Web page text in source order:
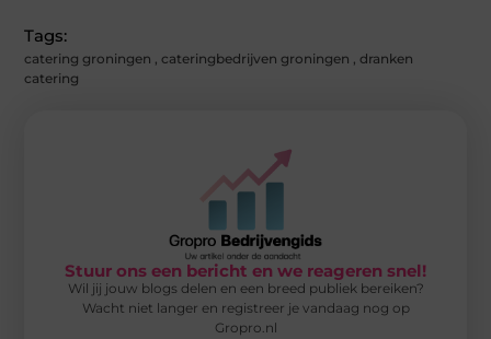
Tags:
catering groningen ,cateringbedrijven groningen ,dranken
catering
Stuur ons een bericht en we reageren snel!
Wil jij jouw blogs delen en een breed publiek bereiken?
Wacht niet langer en registreer je vandaag nog op
Gropro.nl